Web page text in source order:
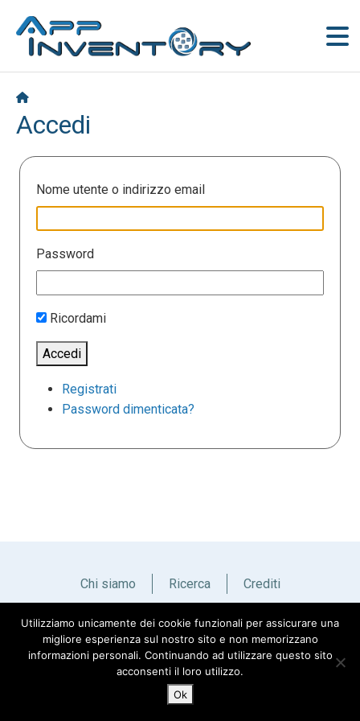
Accedi
Nome utente o indirizzo email
Password
Ricordami
Accedi
Registrati
Password dimenticata?
Chi siamo Ricerca Crediti
Italiano English
Utilizziamo unicamente dei cookie funzionali per assicurare una
migliore esperienza sul nostro sito e non memorizzano
informazioni personali. Continuando ad utilizzare questo sito
acconsenti il loro utilizzo.
Ok